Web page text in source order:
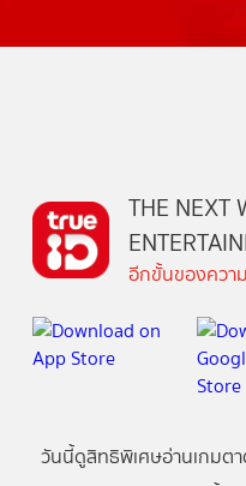
THE NEXT
อีกขั้นของควา
วันนี้ดูสิทธิพิเศษอ่านเกมต